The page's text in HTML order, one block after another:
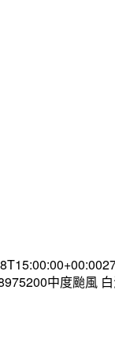
中度颱風